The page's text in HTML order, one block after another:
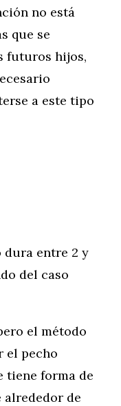
no está
que se
futuros hijos,
a este tipo
dura entre 2 y
del caso
el método
el pecho
tiene forma de
alrededor de